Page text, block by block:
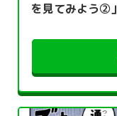
を見てみよう②」